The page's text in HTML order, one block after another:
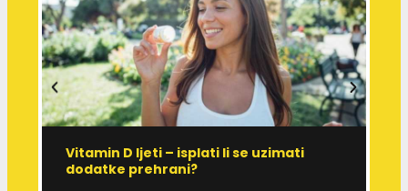
Vitamin D ljeti – isplati li se uzimati
dodatke prehrani?